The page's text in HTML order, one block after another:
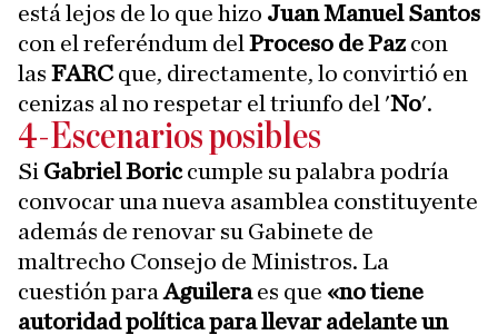
está lejos de lo que hizo Juan Manuel Santos
con el referéndum del Proceso de Pazcon
las FARC que, directamente, lo convirtió en
cenizas al no respetar el triunfo del 'No'.
4-Escenarios posibles
Si Gabriel Boriccumple su palabra podría
convocar una nueva asamblea constituyente
además de renovar su Gabinete de
maltrecho Consejo de Ministros. La
cuestión paraAguileraes que «no tiene
autoridad política para llevar adelante un